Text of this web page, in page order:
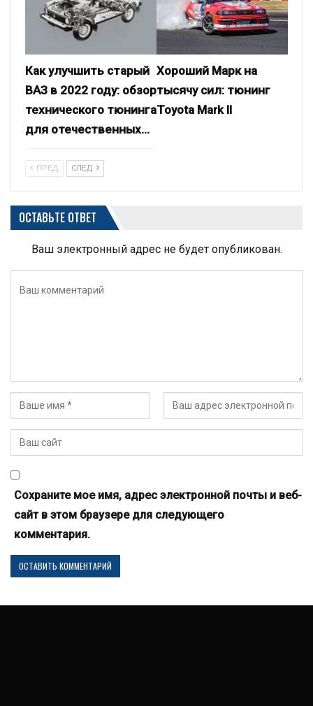
Как улучшить старый
ВАЗ в 2022 году: обзор
технического тюнинга
для отечественных…
Хороший Марк на
тысячу сил: тюнинг
Toyota Mark II
ПРЕД СЛЕД
ОСТАВЬТЕ ОТВЕТ
Ваш электронный адрес не будет опубликован.
Сохраните мое имя, адрес электронной почты и веб-
сайт в этом браузере для следующего
комментария.